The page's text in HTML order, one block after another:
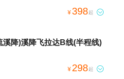
¥398起 
降)溪降飞拉达B线(半程线)
¥ 298起 